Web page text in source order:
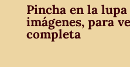
Pincha en la
imágenes, para
completa